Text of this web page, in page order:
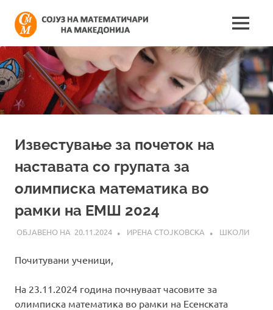
content
на
на
Македонија
информации
поврзани
со
работата
на
MENU
Известување за почеток на
наставата со групата за
олимписка математика во
рамки на ЕМШ 2024
20.11.2024 ИРЕНА СТОЈКОВСКА ШКОЛИ
Почитувани ученици,
На 23.11.2024 година почнуваат часовите за
олимписка математика во рамки на Есенската